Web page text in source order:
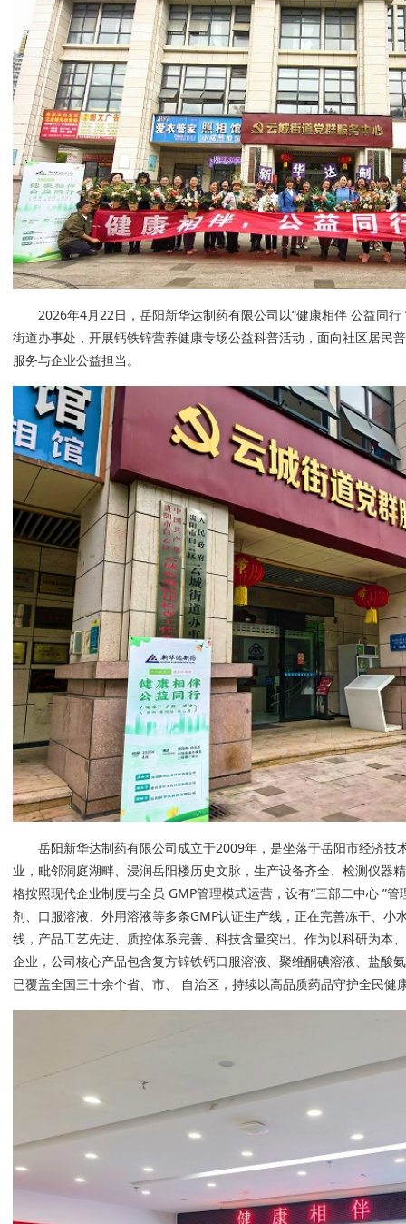
2026年4月22日，岳阳新华达制药有限公司以“健康相伴 公益同行
街道办事处，开展钙铁锌营养健康专场公益科普活动，面向社区居民
服务与企业公益担当。
岳阳新华达制药有限公司成立于2009年，是坐落于岳阳市经济技
业，毗邻洞庭湖畔、浸润岳阳楼历史文脉，生产设备齐全、检测仪器
格按照现代企业制度与全员 GMP管理模式运营，设有“三部二中心 ”
剂、口服溶液、外用溶液等多条GMP认证生产线，正在完善冻干、小
线，产品工艺先进、质控体系完善、科技含量突出。作为以科研为本
企业，公司核心产品包含复方锌铁钙口服溶液、聚维酮碘溶液、盐酸
已覆盖全国三十余个省、市、 自治区，持续以高品质药品守护全民健